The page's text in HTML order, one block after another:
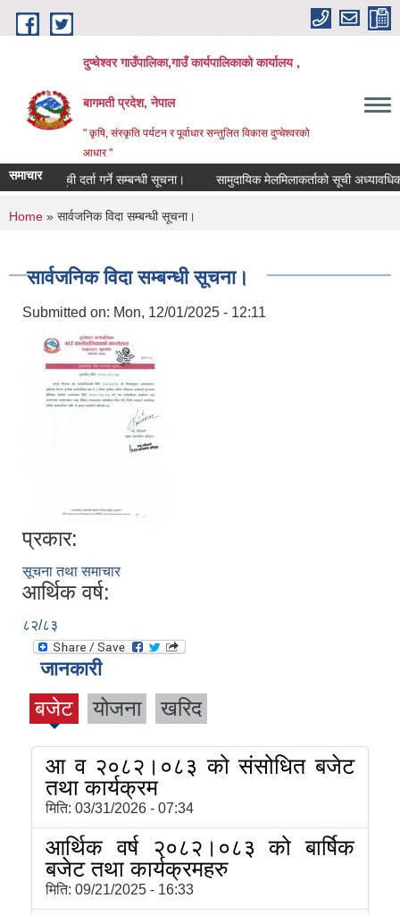
Skip to main content
दुप्चेश्वर गाउँपालिका,गाउँ कार्यपालिकाको कार्यालय ,
बागमती प्रदेश, नेपाल
" कृषि, संस्कृति पर्यटन र पूर्वाधार सन्तुलित विकास दुप्चेश्वरको
आधार "
समाचारसूची दर्ता गर्ने सम्बन्धी सूचना। सामुदायिक मेलमिलाकर्ताको सूची अध्यावधिक गर्ने
You are here
Home » सार्वजनिक विदा सम्बन्धी सूचना।
सार्वजनिक विदा सम्बन्धी सूचना।
Submitted on: Mon, 12/01/2025 - 12:11
प्रकार:
सूचना तथा समाचार
आर्थिक वर्ष:
८२/८३
जानकारी
बजेट योजना खरिद
आ व २०८२।०८३ को संसोधित बजेट
तथा कार्यक्रम
मिति: 03/31/2026 - 07:34
आर्थिक वर्ष २०८२।०८३ को बार्षिक
बजेट तथा कार्यक्रमहरु
मिति: 09/21/2025 - 16:33